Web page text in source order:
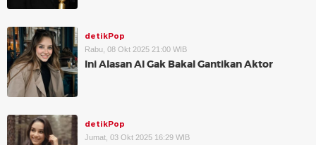
detikPop
Rabu, 08 Okt 2025 21:00 WIB
Ini Alasan AI Gak Bakal Gantikan Aktor
detikPop
Jumat, 03 Okt 2025 16:29 WIB